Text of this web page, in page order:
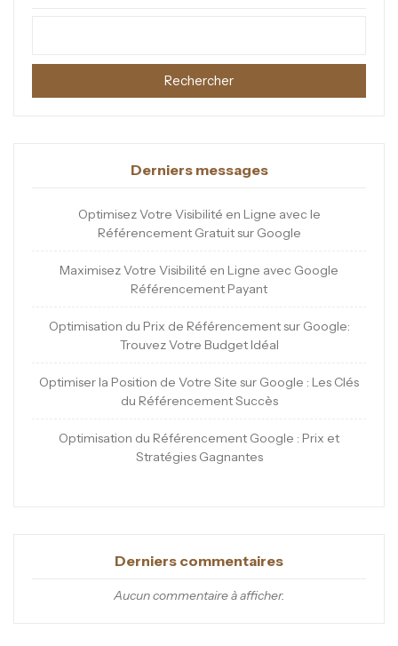
Rechercher
Derniers messages
Optimisez Votre Visibilité en Ligne avec le
Référencement Gratuit sur Google
Maximisez Votre Visibilité en Ligne avec Google
Référencement Payant
Optimisation du Prix de Référencement sur Google:
Trouvez Votre Budget Idéal
Optimiser la Position de Votre Site sur Google : Les Clés
du Référencement Succès
Optimisation du Référencement Google : Prix et
Stratégies Gagnantes
Derniers commentaires
Aucun commentaire à afficher.